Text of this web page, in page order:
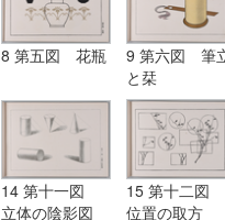
8 第五図 花瓶
9 第六図 筆
と栞
14 第十一図
立体の陰影図
15 第十二図
位置の取方